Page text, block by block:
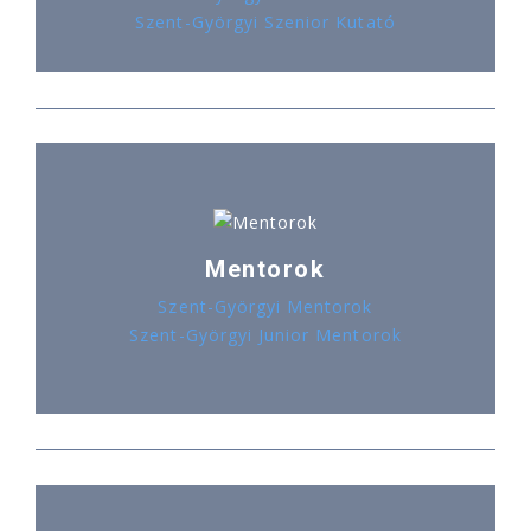
Szent-Györgyi Szenior Kutató
Mentorok
Szent-Györgyi Mentorok
Szent-Györgyi Junior Mentorok